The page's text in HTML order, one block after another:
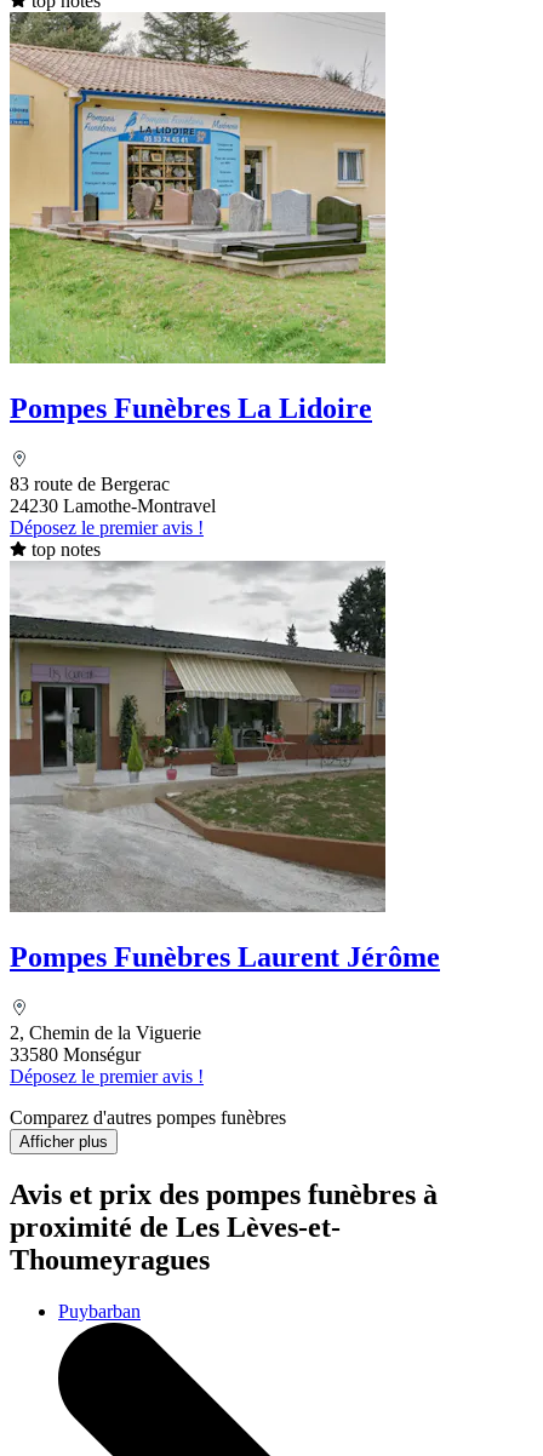
Pompes Funèbres La Lidoire
83 route de Bergerac
24230 Lamothe-Montravel
Déposez le premier avis !
top notes
Pompes Funèbres Laurent Jérôme
2, Chemin de la Viguerie
33580 Monségur
Déposez le premier avis !
Comparez d'autres pompes funèbres
Afficher plus
Avis et prix des pompes funèbres à
proximité de Les Lèves-et-
Thoumeyragues
Puybarban